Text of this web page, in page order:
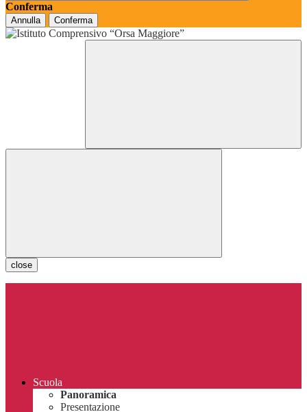
Conferma
Annulla Conferma
close
Scuola
Panoramica
Presentazione